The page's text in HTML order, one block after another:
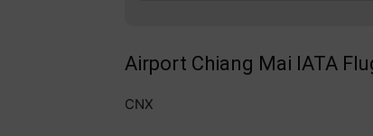
Airport Chiang Mai IATA
CNX